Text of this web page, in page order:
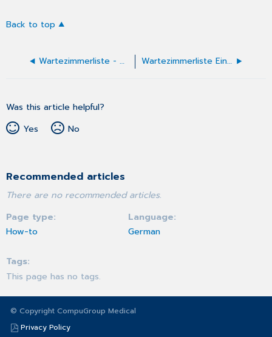
Back to top
Wartezimmerliste - Wartezeiten speichern Wartezimmerliste Einrichtung - Einleitung
Was this article helpful?
Yes
No
Recommended articles
There are no recommended articles.
Page type
How-to
Language
German
Tags
This page has no tags.
© Copyright CompuGroup Medical
Privacy Policy